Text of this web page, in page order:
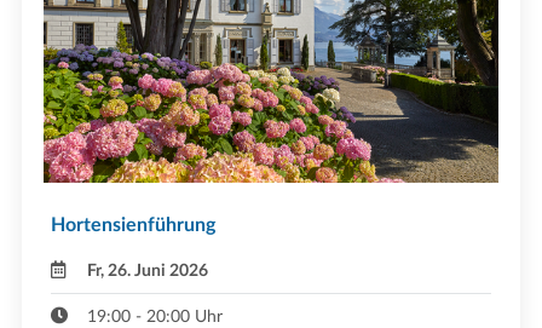
Hortensienführung
Fr, 26. Juni 2026
19:00 - 20:00 Uhr